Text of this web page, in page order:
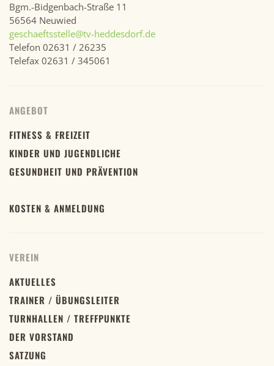
Bgm.-Bidgenbach-Straße 11
56564 Neuwied
geschaeftsstelle@tv-heddesdorf.de
Telefon 02631 / 26235
Telefax 02631 / 345061
ANGEBOT
FITNESS & FREIZEIT
KINDER UND JUGENDLICHE
GESUNDHEIT UND PRÄVENTION
KOSTEN & ANMELDUNG
VEREIN
AKTUELLES
TRAINER / ÜBUNGSLEITER
TURNHALLEN / TREFFPUNKTE
DER VORSTAND
SATZUNG